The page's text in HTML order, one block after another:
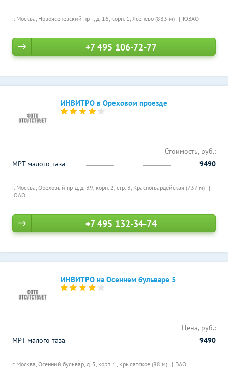
г. Москва, Новоясеневский пр-т, д. 16, корп. 1, Ясенево (883 м) ЮЗАО
+7 495 106-72-77
ИНВИТРО в Ореховом проезде
г. Москва, Ореховый пр-д, д. 39, корп. 2, стр. 3, Красногвардейская (737 м)
ЮАО
Стоимость, руб.:
МРТ малого таза
9490
+7 495 132-34-74
ИНВИТРО на Осеннем бульваре 5
г. Москва, Осенний бульвар, д. 5, корп. 1, Крылатское (88 м) ЗАО
Цена, руб.:
МРТ малого таза
9490